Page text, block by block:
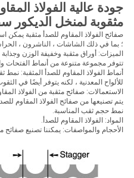
جودة عالية الفولاذ
مثقوبة لمنخل الديكور
صفائح الفولاذ المقاوم للصدأ مثقبة يمكن
؛ بما في ذلك الشاشات ، الناشرون ،
الميزات: أوراق مثقبة وخفيفة الوزن
تتوفر مجموعة متنوعة من أنماط الفتحات
أنماط الفولاذ المقاوم للصدأ المثقبة:
للألواح المعدنية ، لكنه يتوفر أيضًا في
الاستعمالات: صفائح مثقبة من الفولاذ
يتم تصنيعها من صفائح الفولاذ المقاوم
نمط حجم ثقب المناسبة.
المواد: الفولاذ المقاوم للصدأ.
الأحجام والمواصفات: يمكننا تصنيع